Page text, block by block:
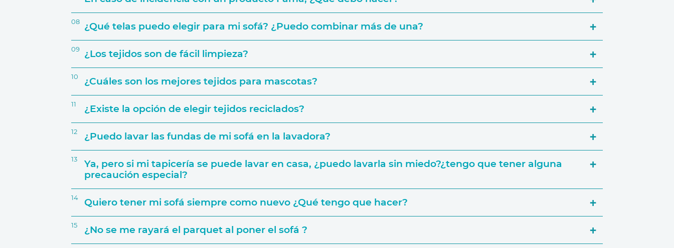
Tejido y tapicerías
Activar Garantía
08 ¿Qué telas puedo elegir para mi sofá? ¿Puedo combinar más de una?
Si por ejemplo decides crear una composición de cinco módulos, podrás elegir una tapicería distinta para cada uno. También podrás
elegir, por ejemplo, una tapicería para la base del sofá y añadir diferentes telas para los cojines decorativos.
09 ¿Los tejidos son de fácil limpieza?
10 ¿Cuáles son los mejores tejidos para mascotas?
11 ¿Existe la opción de elegir tejidos reciclados?
12 ¿Puedo lavar las fundas de mi sofá en la lavadora?
13
Ya, pero si mi tapicería se puede lavar en casa, ¿puedo lavarla sin miedo?¿tengo que tener alguna
precaución especial?
14 Quiero tener mi sofá siempre como nuevo ¿Qué tengo que hacer?
15 ¿No se me rayará el parquet al poner el sofá ?